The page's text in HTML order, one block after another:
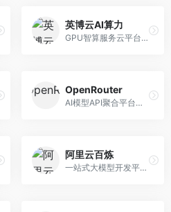
英博云AI算力
GPU智算服务云平台，专注于AI算力租赁。面向AI研究者和企业，提供GPU租赁、模型训练、推理服务等，算力资源丰富。
OpenRouter
AI模型API聚合平台，整合多种主流大模型。面向开发者，提供统一API接口、模型对比、成本优化等服务，模型选择灵活。
阿里云百炼
一站式大模型开发平台，深度整合阿里云服务。面向企业开发者和AI团队，提供模型训练、微调、部署、应用开发等全流程服务，企业级功能完善。